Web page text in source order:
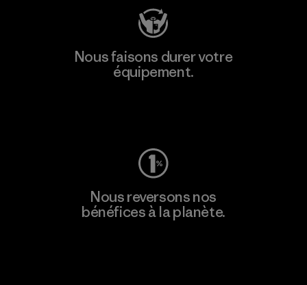
Nous faisons durer votre
équipement.
Nous reversons nos
bénéfices à la planète.